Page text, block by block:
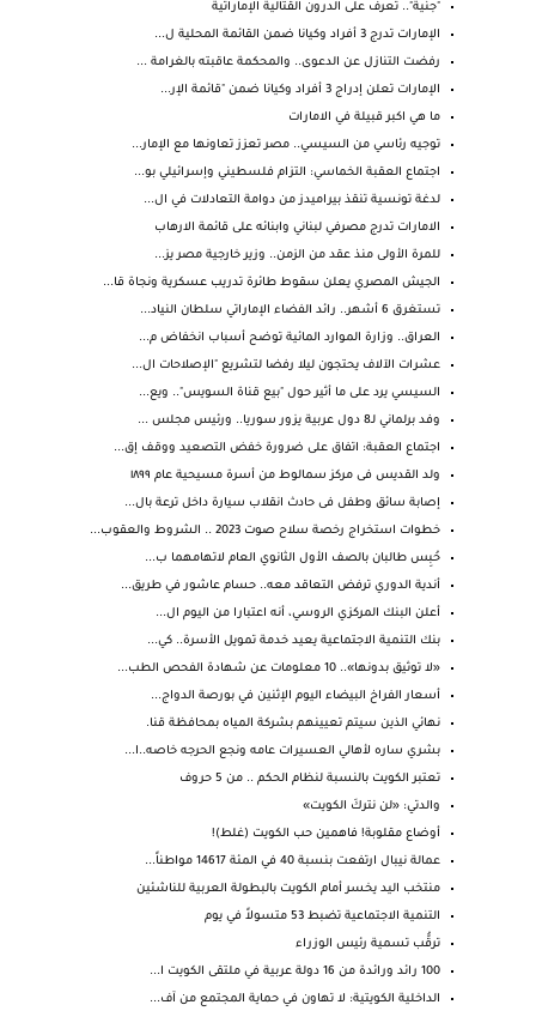
"جنية".. تعرف على الدرون القتالية الإماراتية
الإمارات تدرج 3 أفراد وكيانا ضمن القائمة المحلية ل...
رفضت التنازل عن الدعوى.. والمحكمة عاقبته بالغرامة ...
الإمارات تعلن إدراج 3 أفراد وكيانا ضمن "قائمة الإر...
ما هي اكبر قبيلة في الامارات
توجيه رئاسي من السيسي.. مصر تعزز تعاونها مع الإمار...
اجتماع العقبة الخماسي: التزام فلسطيني وإسرائيلي بو...
لدغة تونسية تنقذ بيراميدز من دوامة التعادلات في ال...
الامارات تدرج مصرفي لبناني وابنائه على قائمة الارهاب
للمرة الأولى منذ عقد من الزمن.. وزير خارجية مصر يز...
الجيش المصري يعلن سقوط طائرة تدريب عسكرية ونجاة قا...
تستغرق 6 أشهر.. رائد الفضاء الإماراتي سلطان النياد...
العراق.. وزارة الموارد المائية توضح أسباب انخفاض م...
عشرات الآلاف يحتجون ليلا رفضا لتشريع "الإصلاحات ال...
السيسي يرد على ما أثير حول "بيع قناة السويس".. ويع...
وفد برلماني لـ8 دول عربية يزور سوريا.. ورئيس مجلس ...
اجتماع العقبة: اتفاق على ضرورة خفض التصعيد ووقف إق...
ولد القديس فى مركز سمالوط من أسرة مسيحية عام ١٨٩٩
إصابة سائق وطفل فى حادث انقلاب سيارة داخل ترعة بال...
خطوات استخراج رخصة سلاح صوت 2023 .. الشروط والعقوب...
حُبِس طالبان بالصف الأول الثانوي العام لاتهامهما ب...
أندية الدوري ترفض التعاقد معه.. حسام عاشور في طريق...
أعلن البنك المركزي الروسي، أنه اعتبارا من اليوم ال...
بنك التنمية الاجتماعية يعيد خدمة تمويل الأسرة.. كي...
«لا توثيق بدونها».. 10 معلومات عن شهادة الفحص الطب...
أسعار الفراخ البيضاء اليوم الإثنين في بورصة الدواج...
نهائي الذين سيتم تعيينهم بشركة المياه بمحافظة قنا.
بشري ساره لأهالي العسيرات عامه ونجع الحرجه خاصه..ا...
تعتبر الكويت بالنسبة لنظام الحكم .. من 5 حروف
والدتي: «لن نتركَ الكويت»
أوضاع مقلوبة! فاهمين حب الكويت (غلط)!
عمالة نيبال ارتفعت بنسبة 40 في المئة 14617 مواطناً...
منتخب اليد يخسر أمام الكويت بالبطولة العربية للناشئين
التنمية الاجتماعية تضبط 53 متسولاً في يوم
ترقُّب تسمية رئيس الوزراء
100 رائد ورائدة من 16 دولة عربية في ملتقى الكويت ا...
الداخلية الكويتية: لا تهاون في حماية المجتمع من آف...